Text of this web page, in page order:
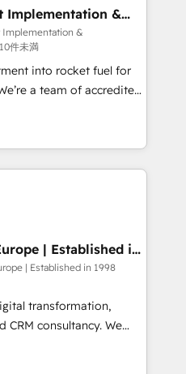
150+ clients across Sales
Hub, Data Hub and
ISO 9001:2015, and ISO
management standard •
framework, built on
to get in touch (𝘸𝘦'𝘳𝘦
Implementation &
Implementation &
件未満
into rocket fuel for
complex business
you've got and make
build your website in
are on the
been accredited by
which means we
as well the
-
| Established in
| Established in 1998
transformation,
consultancy. We
digital and fuel their